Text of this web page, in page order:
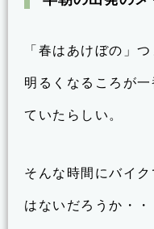
「春はあけぼの」
明るくなるころが
ていたらしい。
そんな時間にバイ
はないだろうか・